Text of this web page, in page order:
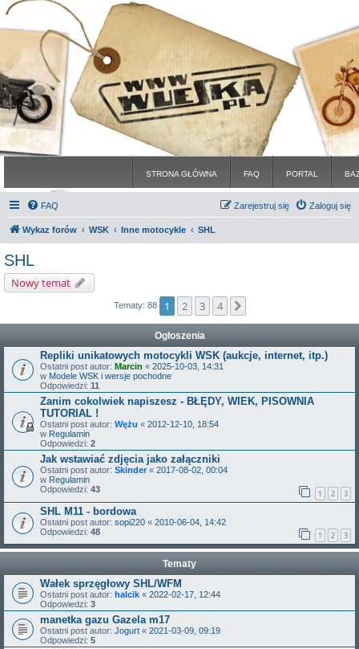
STRONA GŁÓWNA FAQ PORTAL
FAQ Zaloguj się
Zarejestruj się
Wykaz forów WSK Inne motocykle SHL
SHL
Nowy temat
Tematy: 88 1 2 3 4
Ogłoszenia
Repliki unikatowych motocykli WSK (aukcje, internet, itp.)
Ostatni post autor: Marcin « 2025-10-03, 14:31
w Modele WSK i wersje pochodne
Odpowiedzi: 11
Zanim cokolwiek napiszesz - BŁĘDY, WIEK, PISOWNIA
TUTORIAL !
Ostatni post autor: Wężu « 2012-12-10, 18:54
w Regulamin
Odpowiedzi: 2
Jak wstawiać zdjęcia jako załączniki
Ostatni post autor: Skinder« 2017-08-02, 00:04
w Regulamin
Odpowiedzi: 43 1 2 3
SHL M11 - bordowa
Ostatni post autor: sopi220 « 2010-06-04, 14:42
Odpowiedzi: 48 1 2 3
Tematy
Wałek sprzęgłowy SHL/WFM
Ostatni post autor: halcik « 2022-02-17, 12:44
Odpowiedzi: 3
manetka gazu Gazela m17
Ostatni post autor: Jogurt « 2021-03-09, 09:19
Odpowiedzi: 5